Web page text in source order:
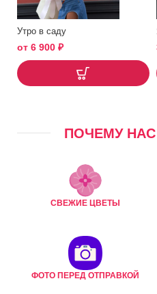
Утро в саду
от 6 900 ₽
ПОЧЕМУ
СВЕЖИЕ ЦВЕТЫ
ФОТО ПЕРЕД ОТПРАВКОЙ